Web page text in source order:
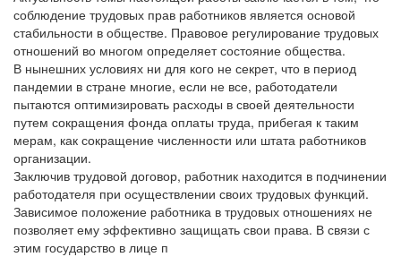
соблюдение трудовых прав работников является основой
стабильности в обществе. Правовое регулирование трудовых
отношений во многом определяет состояние общества.
В нынешних условиях ни для кого не секрет, что в период
пандемии в стране многие, если не все, работодатели
пытаются оптимизировать расходы в своей деятельности
путем сокращения фонда оплаты труда, прибегая к таким
мерам, как сокращение численности или штата работников
организации.
Заключив трудовой договор, работник находится в подчинении
работодателя при осуществлении своих трудовых функций.
Зависимое положение работника в трудовых отношениях не
позволяет ему эффективно защищать свои права. В связи с
этим государство в лице п